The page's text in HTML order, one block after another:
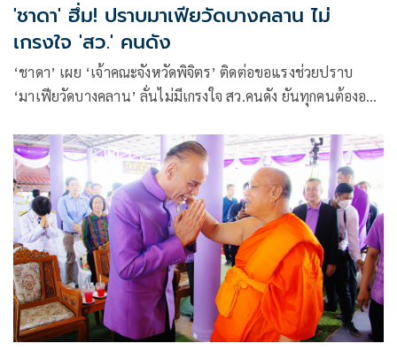
'ชาดา' ฮึ่ม! ปราบมาเฟียวัดบางคลาน ไม่
เกรงใจ 'สว.' คนดัง
‘ชาดา’ เผย ‘เจ้าคณะจังหวัดพิจิตร’ ติดต่อขอแรงช่วยปราบ
‘มาเฟียวัดบางคลาน’ ลั่นไม่มีเกรงใจ สว.คนดัง ยันทุกคนต้องอยู่